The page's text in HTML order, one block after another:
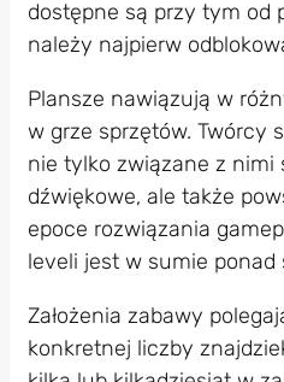
dostępne są przy tym od
należy najpierw
Plansze nawiązują w
w grze sprzętów. Twórcy
nie tylko związane z
dźwiękowe, ale także
epoce rozwiązania
leveli jest w sumie ponad
Założenia zabawy
konkretnej liczby